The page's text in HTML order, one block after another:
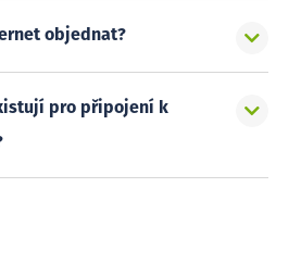
objednat?
pro připojení k